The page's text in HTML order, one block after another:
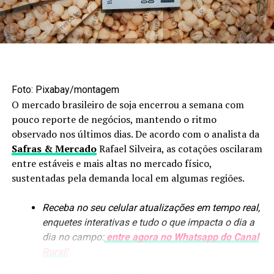
processamento
Os biocombustíveis estão entre os segmentos que mais
avançaram nesse processo. Em nove anos, a produção de
etanol passou de 1,6 bilhão para uma previsão de
bilhões de litros
. A arrecadação de ICMS do setor
também aumentou, de R$ 300 milhões para mais de R$ 4
bilhões.
O crescimento das usinas trouxe novos produtos para
dentro da cadeia, como óleo de milho e DDG, utilizado
Foto: Pixabay/montagem
O mercado brasileiro de soja encerrou a semana com
pouco reporte de negócios, mantendo o ritmo
observado nos últimos dias. De acordo com o analista da
Safras & MercadoRafael Silveira, as cotações oscilaram
entre estáveis e mais altas no mercado físico,
sustentadas pela demanda local em algumas regiões.
Receba no seu celular atualizações em tempo real,
enquetes interativas e tudo o que impacta o dia a
dia no campo: entre agora no Whatsapp do Canal
Rural!